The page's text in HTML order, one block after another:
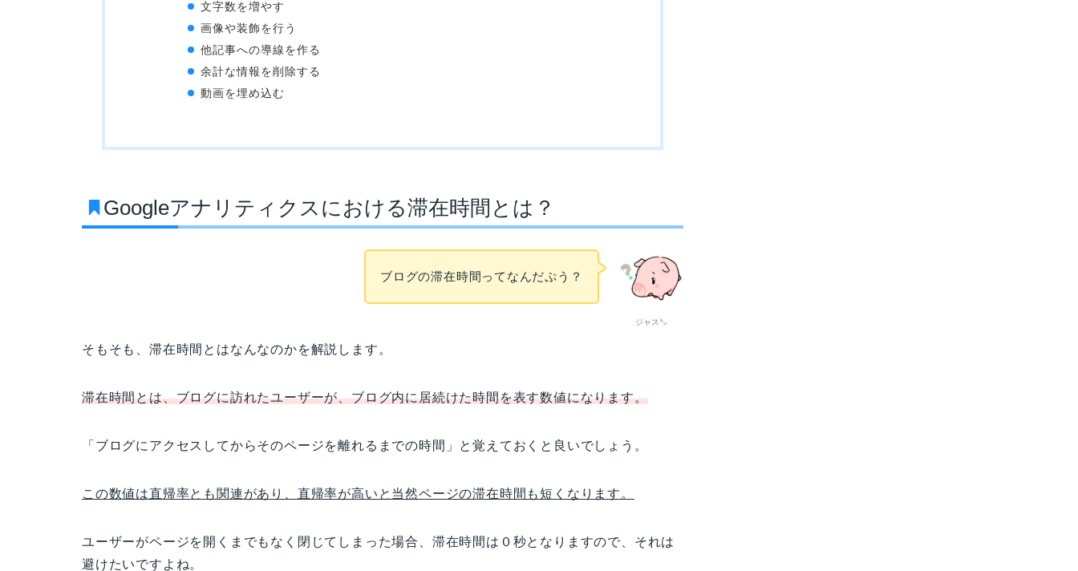
文字数を増やす
画像や装飾を行う
他記事への導線を作る
余計な情報を削除する
動画を埋め込む
Googleアナリティクスにおける滞在時間とは？
ジャス㌧
ブログの滞在時間ってなんだぷう？
そもそも、滞在時間とはなんなのかを解説します。
滞在時間とは、ブログに訪れたユーザーが、ブログ内に居続けた時間を表す数値になります。
「ブログにアクセスしてからそのページを離れるまでの時間」 と覚えておくと良いでしょう。
この数値は直帰率とも関連があり、直帰率が高いと当然ページの滞在時間も短くなります。
ユーザーがページを開くまでもなく閉じてしまった場合、滞在時間は０秒となりますので、それは
避けたいですよね。